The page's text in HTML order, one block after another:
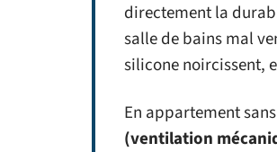
directement la
salle de bains mal
silicone noircissent,
En appartement
(ventilation